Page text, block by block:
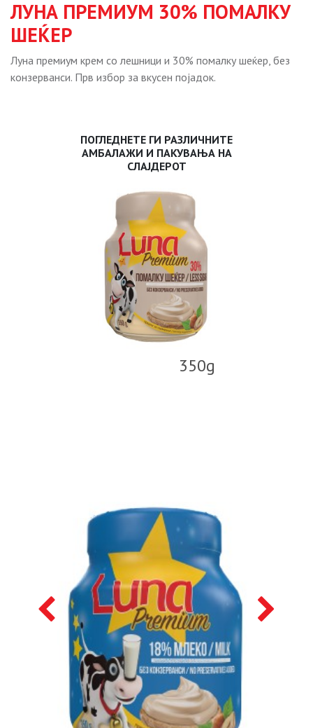
ЛУНА ПРЕМИУМ 30% ПОМАЛКУ
ШЕЌЕР
Луна премиум крем со лешници и 30% помалку шеќер, без
конзерванси. Прв избор за вкусен појадок.
ПОГЛЕДНЕТЕ ГИ РАЗЛИЧНИТЕ
АМБАЛАЖИ И ПАКУВАЊА НА
СЛАЈДЕРОТ
350g